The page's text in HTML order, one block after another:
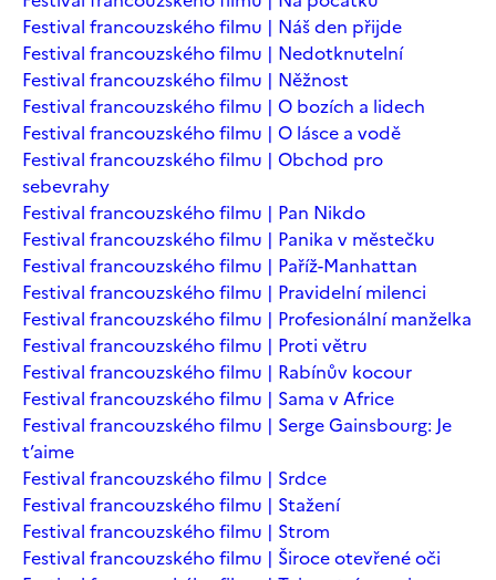
Festival francouzského filmu | Náš den přijde
Festival francouzského filmu | Nedotknutelní
Festival francouzského filmu | Něžnost
Festival francouzského filmu | O bozích a lidech
Festival francouzského filmu | O lásce a vodě
Festival francouzského filmu | Obchod pro
sebevrahy
Festival francouzského filmu | Pan Nikdo
Festival francouzského filmu | Panika v městečku
Festival francouzského filmu | Paříž-Manhattan
Festival francouzského filmu | Pravidelní milenci
Festival francouzského filmu | Profesionální manželka
Festival francouzského filmu | Proti větru
Festival francouzského filmu | Rabínův kocour
Festival francouzského filmu | Sama v Africe
Festival francouzského filmu | Serge Gainsbourg: Je
t’aime
Festival francouzského filmu | Srdce
Festival francouzského filmu | Stažení
Festival francouzského filmu | Strom
Festival francouzského filmu | Široce otevřené oči